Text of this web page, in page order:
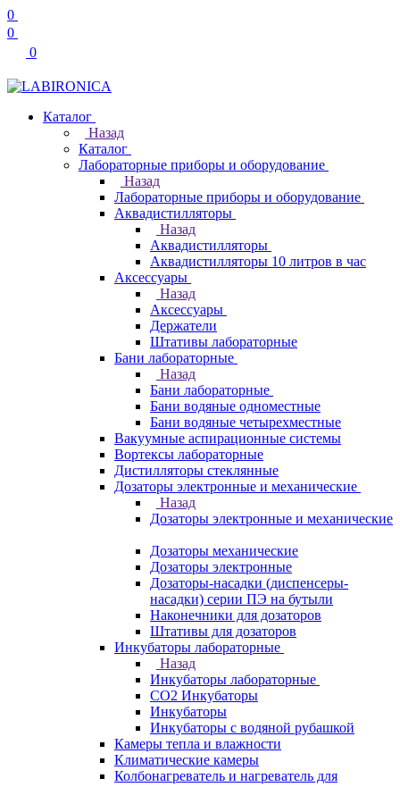
0
0
0
Каталог
Назад
Каталог
Лабораторные приборы и оборудование
Назад
Лабораторные приборы и оборудование
Аквадистилляторы
Назад
Аквадистилляторы
Аквадистилляторы 10 литров в час
Аксессуары
Назад
Аксессуары
Держатели
Штативы лабораторные
Бани лабораторные
Назад
Бани лабораторные
Бани водяные одноместные
Бани водяные четырехместные
Вакуумные аспирационные системы
Вортексы лабораторные
Дистилляторы стеклянные
Дозаторы электронные и механические
Назад
Дозаторы электронные и механические
Дозаторы механические
Дозаторы электронные
Дозаторы-насадки (диспенсеры-
насадки) серии ПЭ на бутыли
Наконечники для дозаторов
Штативы для дозаторов
Инкубаторы лабораторные
Назад
Инкубаторы лабораторные
CO2 Инкубаторы
Инкубаторы
Инкубаторы с водяной рубашкой
Камеры тепла и влажности
Климатические камеры
Колбонагреватель и нагреватель для